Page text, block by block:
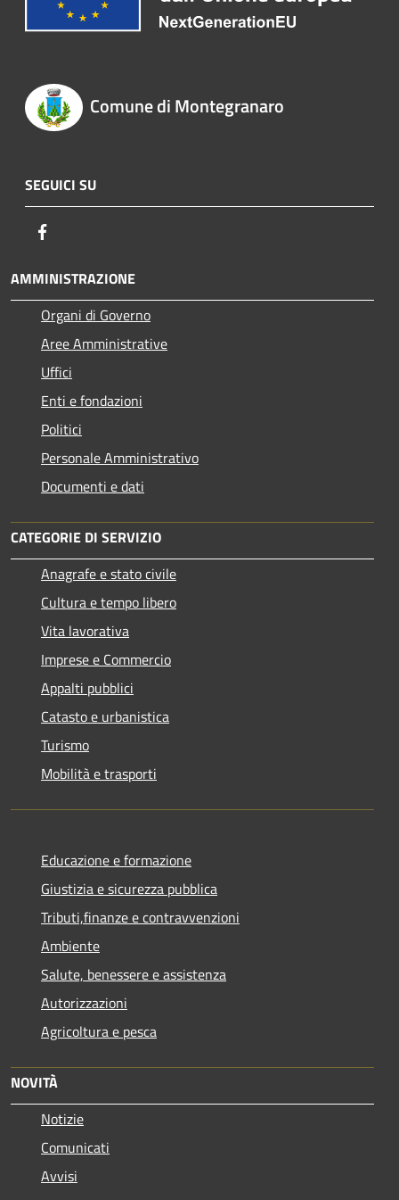
Comune di Montegranaro
SEGUICI SU
AMMINISTRAZIONE
Organi di Governo
Aree Amministrative
Uffici
Enti e fondazioni
Politici
Personale Amministrativo
Documenti e dati
CATEGORIE DI SERVIZIO
Anagrafe e stato civile
Cultura e tempo libero
Vita lavorativa
Imprese e Commercio
Appalti pubblici
Catasto e urbanistica
Turismo
Mobilità e trasporti
Educazione e formazione
Giustizia e sicurezza pubblica
Tributi,finanze e contravvenzioni
Ambiente
Salute, benessere e assistenza
Autorizzazioni
Agricoltura e pesca
NOVITÀ
Notizie
Comunicati
Avvisi